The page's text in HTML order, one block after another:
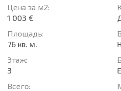
Цена за м2:
1 003 €
Площадь:
76 кв. м.
Этаж:
3
Всего: